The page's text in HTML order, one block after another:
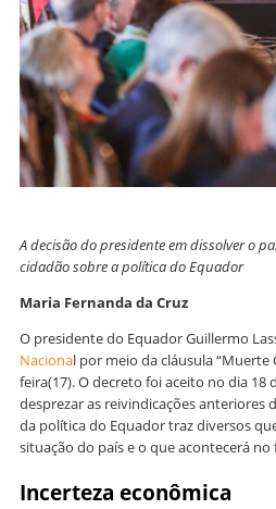
A decisão do presidente em dissolver o
cidadão sobre a política do Equador
Maria Fernanda da Cruz
O presidente do Equador Guillermo
Nacional por meio da cláusula
feira(17). O decreto foi aceito no dia
desprezar as reivindicações anteriores
da política do Equador traz diversos
situação do país e o que acontecerá
Incerteza econômica